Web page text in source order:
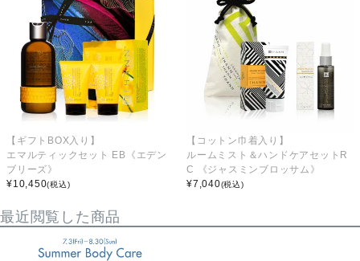
【ギフトBOX入り】
エマルティックセット EB《エデン
ブリーズ》
¥10,450(税込)
【コットン巾着入り】
ルームミスト＆ハンドケアセットR
C 《ジャスミンブロッサム》
¥7,040(税込)
最近閲覧した商品